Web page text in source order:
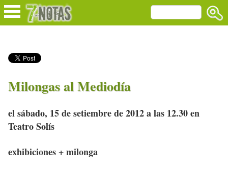
Milongas al Mediodía
el sábado, 15 de setiembre de 2012 a las 12.30 en
Teatro Solís
exhibiciones + milonga